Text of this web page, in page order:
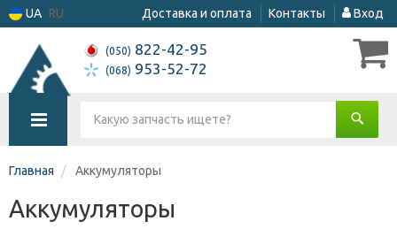
UA RU Доставка и оплата Контакты Вход
(050) 822-42-95
(068) 953-52-72
Главная Аккумуляторы
Аккумуляторы